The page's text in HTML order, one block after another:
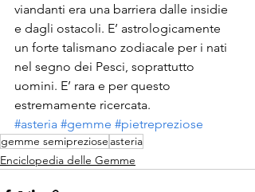
viandanti era una barriera dalle insidie
e dagli ostacoli. E’ astrologicamente
un forte talismano zodiacale per i nati
nel segno dei Pesci, soprattutto
uomini. E’ rara e per questo
estremamente ricercata.
#asteria #gemme #pietrepreziose
gemme semipreziose asteria
Enciclopedia delle Gemme